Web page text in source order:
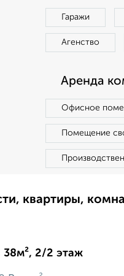
Гаражи
Агенство
Аренда
Офисное
Помещение
квартиры,
38м², 2/2 этаж